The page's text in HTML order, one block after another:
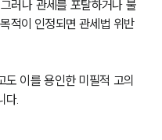
러나 관세를 포탈하거나 불
적이 인정되면 관세법 위반
이를 용인한 미필적 고의
다.